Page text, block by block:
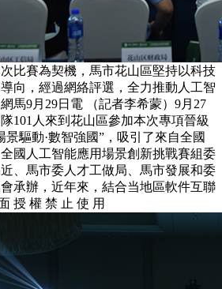
比賽為契機，馬市花山區堅持以科技
向，經過網絡評選，全力推動人工智
馬9月29日電 （記者李希蒙）9月27
101人來到花山區參加本次專項晉級
驅動·數智強國”，吸引了來自全國
國人工智能應用場景創新挑戰賽組委
、馬市委人才工做局、馬市發展和委
承辦，近年來，結合当地區軟件互聯
授 權 禁 止 使 用